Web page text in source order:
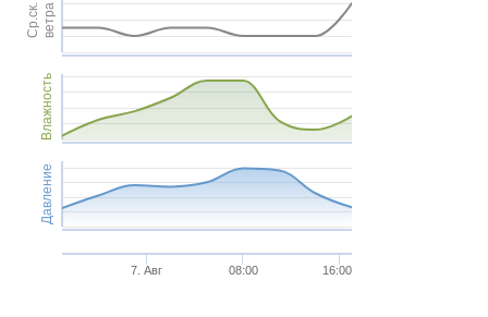
Ср.ск.ветра
Влажность
Давление
7. Авг 08:00 16:00